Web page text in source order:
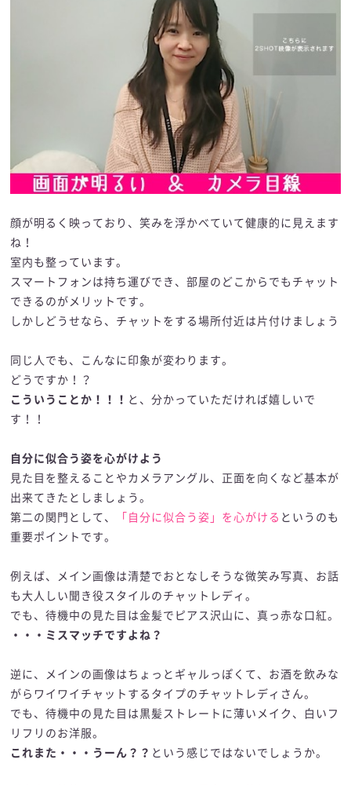
顔が明るく映っており、笑みを浮かべていて健康的に見えます
ね！
室内も整っています。
スマートフォンは持ち運びでき、部屋のどこからでもチャット
できるのがメリットです。
しかしどうせなら、チャットをする場所付近は片付けましょう
同じ人でも、こんなに印象が変わります。
どうですか！？
こういうことか！！！ と、分かっていただければ嬉しいで
す！！
自分に似合う姿を心がけよう
見た目を整えることやカメラアングル、正面を向くなど基本が
出来てきたとしましょう。
第二の関門として、
「自分に似合う姿」を心がける というのも
重要ポイントです。
例えば、メイン画像は清楚でおとなしそうな微笑み写真、お話
も大人しい聞き役スタイルのチャットレディ。
でも、待機中の見た目は金髪でピアス沢山に、真っ赤な口紅。
・・・ミスマッチですよね？
逆に、メインの画像はちょっとギャルっぽくて、お酒を飲みな
がらワイワイチャットするタイプのチャットレディさん。
でも、待機中の見た目は黒髪ストレートに薄いメイク、白いフ
リフリのお洋服。
これまた・・・うーん？？ という感じではないでしょうか。